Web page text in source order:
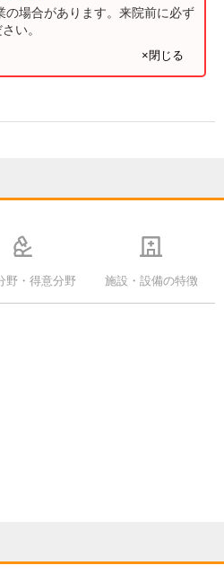
の場合があります。来院前に必ず
い。
×閉じる
野・得意分野 施設・設備の特徴